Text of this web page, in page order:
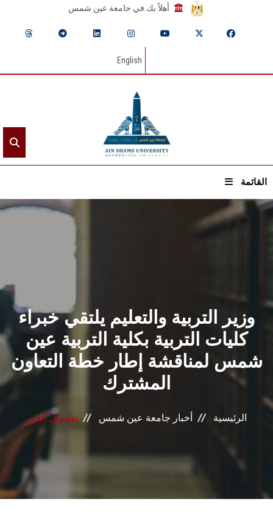
أهلاً بك في جامعة عين شمس
English
القائمة
القطاعـات
الشئون الأكاديمية
البحث العلمي
الرعاية الصحية
المراكز والوحدات
الأنظمة الذكية
الإعلام
وزير التربية والتعليم يلتقي خبراء
كليات التربية بكلية التربية عين
شمس لمناقشة إطار خطة التعاون
المشترك
الرئيسية أخبار جامعة عين شمس تفاصيل الخبر